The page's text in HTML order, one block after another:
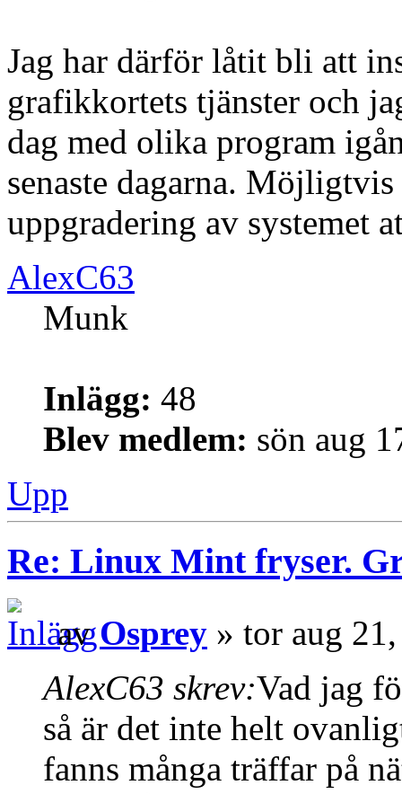
Jag har därför låtit bli att
grafikkortets tjänster och
dag med olika program
senaste dagarna.
uppgradering av systemet
AlexC63
Munk
Inlägg: 48
Blev medlem: sön aug
Upp
Re: Linux Mint fryser.
avOsprey » tor aug
AlexC63 skrev:Vad jag
så är det inte helt
fanns många träffar på